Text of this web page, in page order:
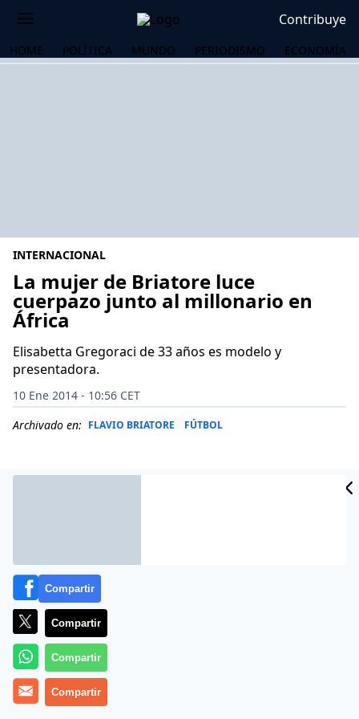
Contribuye
HOME POLÍTICA MUNDO PERIODISMO ECONOMÍA
INTERNACIONAL
La mujer de Briatore luce
cuerpazo junto al millonario en
África
Elisabetta Gregoraci de 33 años es modelo y
presentadora.
10 Ene 2014 - 10:56 CET
Archivado en: FLAVIO BRIATORE FÚTBOL
Más información
Compartir
Compartir
Compartir
Compartir